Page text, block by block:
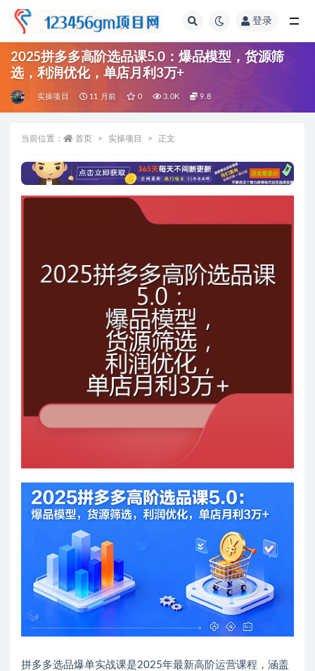
登录
2025拼多多高阶选品课5.0：爆品模型，货源筛
选，利润优化，单店月利3万+
实操项目 11 月前 0 3.0K 9.8
当前位置： 首页 实操项目 正文
拼多多选品爆单实战课是2025年最新高阶运营课程，涵盖